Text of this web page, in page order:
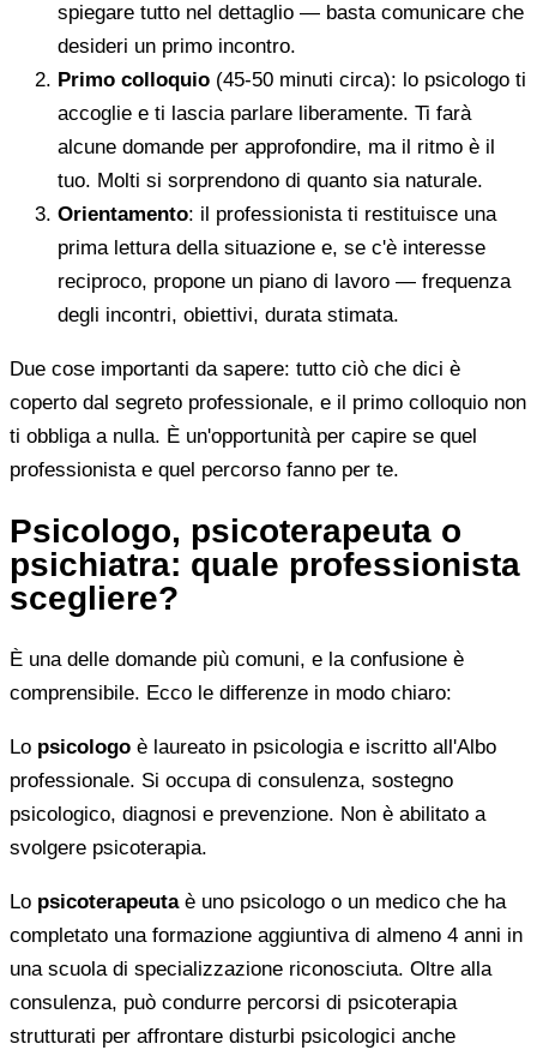
spiegare tutto nel dettaglio — basta comunicare che
desideri un primo incontro.
Primo colloquio (45-50 minuti circa): lo psicologo ti
accoglie e ti lascia parlare liberamente. Ti farà
alcune domande per approfondire, ma il ritmo è il
tuo. Molti si sorprendono di quanto sia naturale.
Orientamento: il professionista ti restituisce una
prima lettura della situazione e, se c'è interesse
reciproco, propone un piano di lavoro — frequenza
degli incontri, obiettivi, durata stimata.
Due cose importanti da sapere: tutto ciò che dici è
coperto dal segreto professionale, e il primo colloquio non
ti obbliga a nulla. È un'opportunità per capire se quel
professionista e quel percorso fanno per te.
Psicologo, psicoterapeuta o
psichiatra: quale professionista
scegliere?
È una delle domande più comuni, e la confusione è
comprensibile. Ecco le differenze in modo chiaro:
Lo psicologo è laureato in psicologia e iscritto all'Albo
professionale. Si occupa di consulenza, sostegno
psicologico, diagnosi e prevenzione. Non è abilitato a
svolgere psicoterapia.
Lo psicoterapeutaè uno psicologo o un medico che ha
completato una formazione aggiuntiva di almeno 4 anni in
una scuola di specializzazione riconosciuta. Oltre alla
consulenza, può condurre percorsi di psicoterapia
strutturati per affrontare disturbi psicologici anche